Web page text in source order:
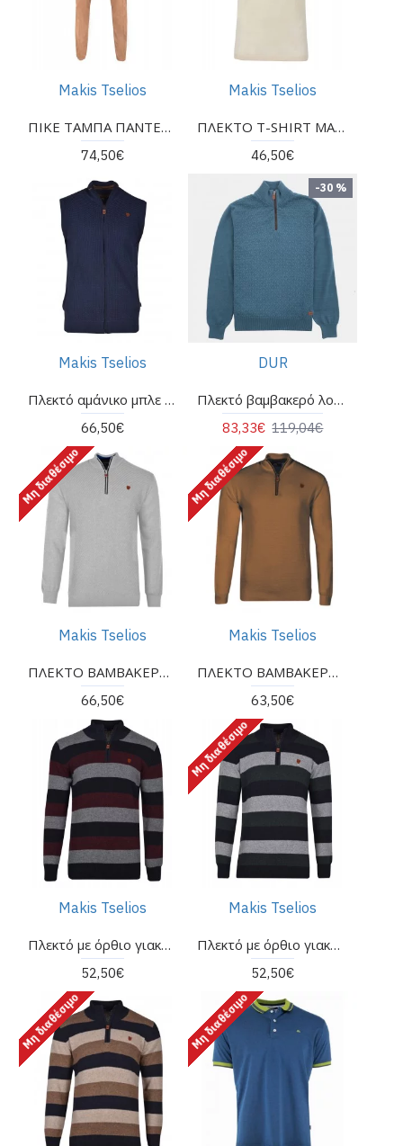
Makis Tselios
ΠΙΚΕ ΤΑΜΠΑ ΠΑΝΤΕΛΟΝΙ ΤΗΣ ΕΤΑΙΡΕΙΑΣ MAKI TSELIOS
74,50€
Makis Tselios
ΠΛΕΚΤΟ T-SHIRT MAKIS TSELIOS ΛΕΥΚΟ ΚΟΚΚΙΝΟ
46,50€
Makis Tselios
Πλεκτό αμάνικο μπλε Makis Tselios με πλαϊνές τσέπες.
66,50€
-30 %
DUR
Πλεκτό βαμβακερό λουπέτο DUR πετρόλ
83,33€ 119,04€
Μη διαθέσιμο
Makis Tselios
ΠΛΕΚΤΟ ΒΑΜΒΑΚΕΡΟ ΤΗΣ ΣΥΛΛΟΓΗΣ MAKIS TSELIOS
66,50€
Μη διαθέσιμο
Makis Tselios
ΠΛΕΚΤΟ ΒΑΜΒΑΚΕΡΟ ΤΗΣ ΣΥΛΛΟΓΗΣ MAKIS TSELIOS
63,50€
Makis Tselios
Πλεκτό με όρθιο γιακά και φερμουάρ MAKIS TSELIOS
52,50€
Μη διαθέσιμο
Makis Tselios
Πλεκτό με όρθιο γιακά και φερμουάρ MAKIS TSELIOS
52,50€
Μη διαθέσιμο Μη διαθέσιμο